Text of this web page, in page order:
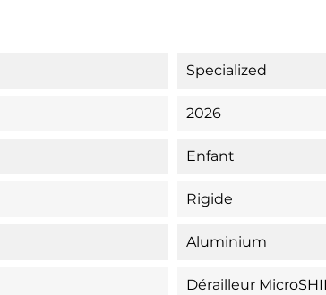
Specialized
2026
Enfant
Rigide
Aluminium
Dérailleur